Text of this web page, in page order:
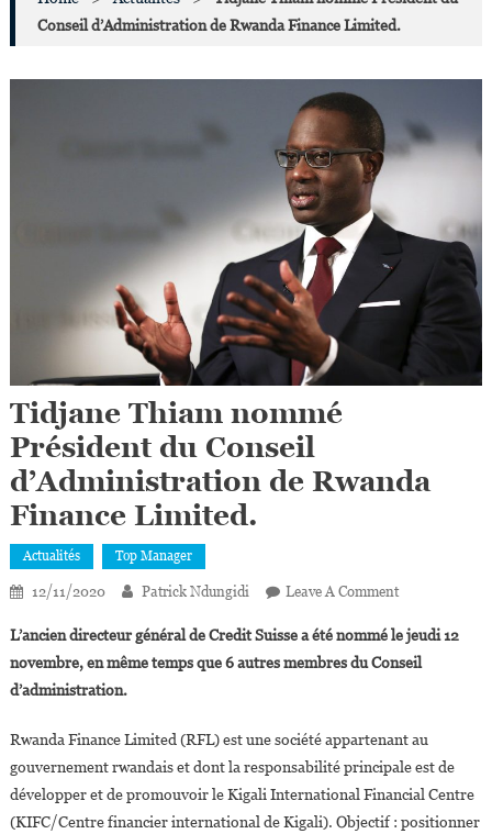
Conseil d’Administration de Rwanda Finance Limited.
Tidjane Thiam nommé
Président du Conseil
d’Administration de Rwanda
Finance Limited.
Actualités Top Manager
12/11/2020 Patrick Ndungidi Leave A CommentOn
Thiam
Nommé
Conseil
De
Rwanda
L’ancien directeur général de Credit Suisse a été nommé le jeudi 12
novembre, en même temps que 6 autres membres du Conseil
d’administration.
Rwanda Finance Limited (RFL) est une société appartenant au
gouvernement rwandais et dont la responsabilité principale est de
développer et de promouvoir le Kigali International Financial Centre
(KIFC/Centre financier international de Kigali). Objectif : positionner